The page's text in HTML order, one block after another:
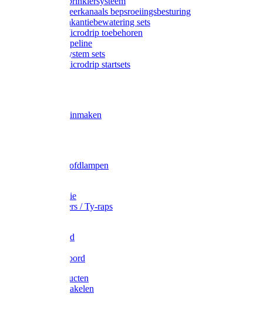
Gardena meerkanaals bepsroeiingsbesturing
Gardena vakantiebewatering sets
Gardena Microdrip toebehoren
Gardena Pipeline
Gardena System sets
Gardena Microdrip startsets
Wecken & inmaken
Zak- & Hoofdlampen
Tape en folie
Kabelbinders / Ty-raps
Metselkoord
Elastisch koord
Afdekproducten
Heffen en takelen